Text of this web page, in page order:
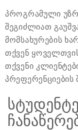
პროგრამული
შეგიძლიათ
მომსახურების
თქვენ
თქვენი
პრეფერენციების